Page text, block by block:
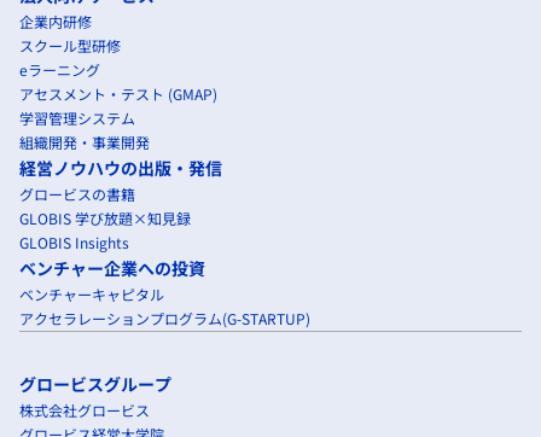
企業内研修
スクール型研修
eラーニング
アセスメント・テスト (GMAP)
学習管理システム
組織開発・事業開発
経営ノウハウの出版・発信
グロービスの書籍
GLOBIS 学び放題×知見録
GLOBIS Insights
ベンチャー企業への投資
ベンチャーキャピタル
アクセラレーションプログラム(G-STARTUP)
グロービスグループ
株式会社グロービス